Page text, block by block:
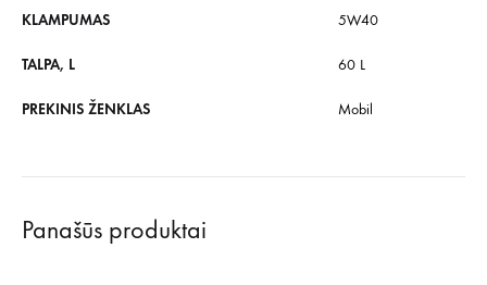
KLAMPUMAS 5W40
TALPA, L 60 L
PREKINIS ŽENKLAS Mobil
Panašūs produktai